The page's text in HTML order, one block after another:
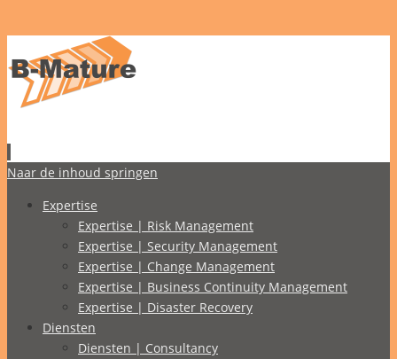
Naar de inhoud springen
Expertise
Expertise | Risk Management
Expertise | Security Management
Expertise | Change Management
Expertise | Business Continuity Management
Expertise | Disaster Recovery
Diensten
Diensten | Consultancy